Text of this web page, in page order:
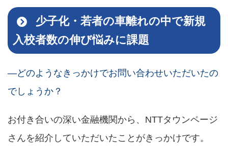
少子化・若者の車離れの中で新規
入校者数の伸び悩みに課題
―どのようなきっかけでお問い合わせいただいたの
でしょうか？
お付き合いの深い金融機関から、NTTタウンページ
さんを紹介していただいたことがきっかけです。